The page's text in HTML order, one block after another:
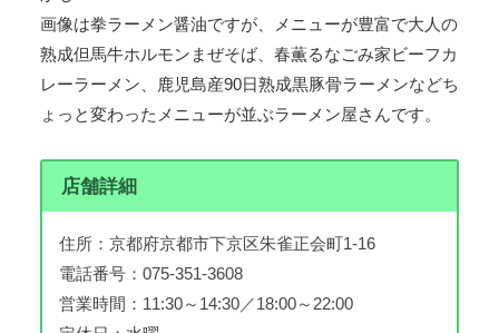
画像は拳ラーメン醤油ですが、メニューが豊富で大人の
熟成但馬牛ホルモンまぜそば、春薫るなごみ家ビーフカ
レーラーメン、鹿児島産90日熟成黒豚骨ラーメンなどち
ょっと変わったメニューが並ぶラーメン屋さんです。
店舗詳細
住所：京都府京都市下京区朱雀正会町1-16
電話番号：075-351-3608
営業時間：11:30～14:30／18:00～22:00